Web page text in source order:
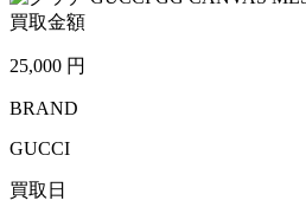
買取金額
25,000 円
BRAND
GUCCI
買取日